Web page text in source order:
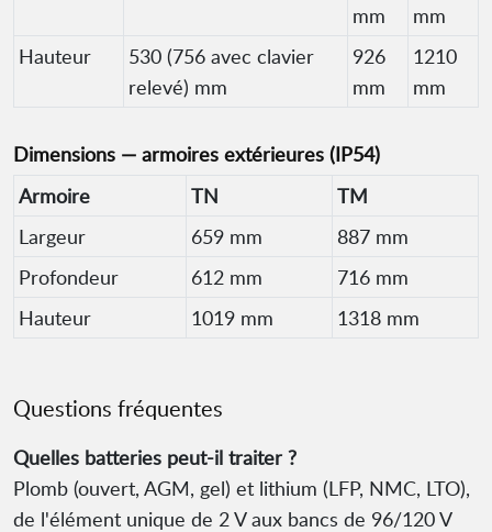
mm
mm
Hauteur
530 (756 avec clavier
relevé) mm
926
mm
1210
mm
Dimensions — armoires extérieures (IP54)
Armoire
TN
TM
Largeur
659 mm
887 mm
Profondeur
612 mm
716 mm
Hauteur
1019 mm 1318 mm
Questions fréquentes
Quelles batteries peut-il traiter ?
Plomb (ouvert, AGM, gel) et lithium (LFP, NMC, LTO),
de l'élément unique de 2 V aux bancs de 96/120 V